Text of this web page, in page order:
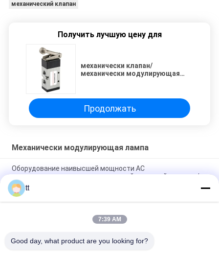
механический клапан
Получить лучшую цену для
механически клапан/
механически модулирующая
Продолжать
Механически модулирующая лампа
Оборудование наивысшей мощности AC
металлургическое с гидровлической системой станции/
модулирующих ламп, 0.5T - 125T
трехсторонняя механически модулирующая лампа
3/2 механически модулирующих ламп для пневматической
tt
7:39 AM
Good day, what product are you looking for?